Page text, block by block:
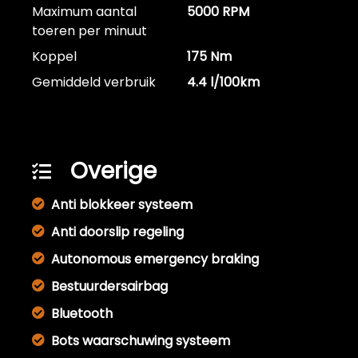
Maximum aantal
toeren per minuut
5000 RPM
Koppel
175 Nm
Gemiddeld verbruik
4.4 l/100km
Overige
Anti blokkeer systeem
Anti doorslip regeling
Autonomous emergency braking
Bestuurdersairbag
Bluetooth
Bots waarschuwing systeem